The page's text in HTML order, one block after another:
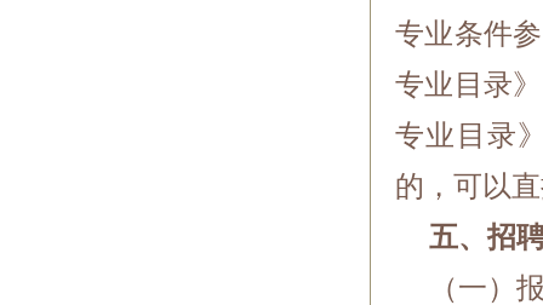
专业条件
专业目录
专业目录
的，可以
五、招
（一）报